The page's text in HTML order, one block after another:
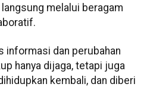
melalui beragam
informasi dan perubahan
hanya dijaga, tetapi juga
kembali, dan diberi